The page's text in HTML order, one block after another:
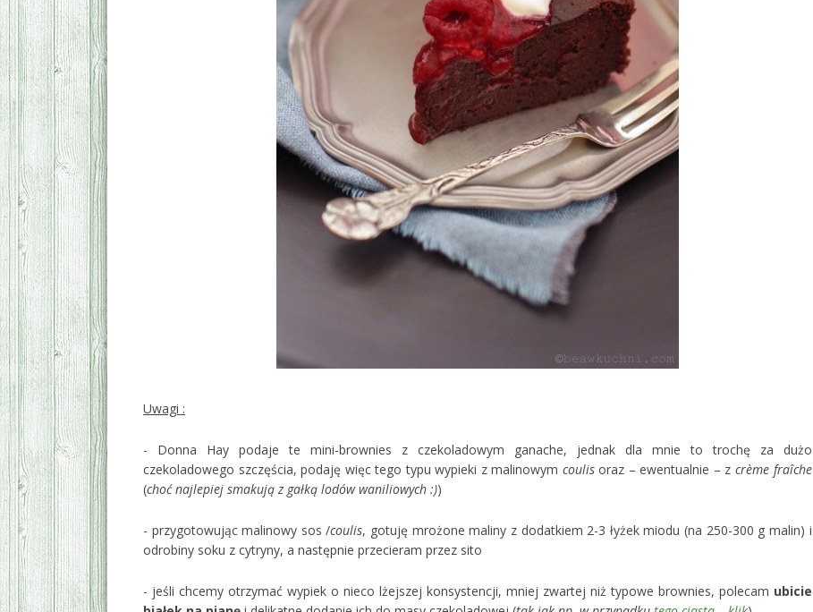
Uwagi :
- Donna Hay podaje te mini-brownies z czekoladowym ganache, jednak dla mnie to trochę za dużo
czekoladowego szczęścia, podaję więc tego typu wypieki z malinowym coulisoraz – ewentualnie – z crème fraîche
(choć najlepiej smakują z gałką lodów waniliowych :))
- przygotowując malinowy sos /coulis, gotuję mrożone maliny z dodatkiem 2-3 łyżek miodu (na 250-300 g malin) i
odrobiny soku z cytryny, a następnie przecieram przez sito
- jeśli chcemy otrzymać wypiek o nieco lżejszej konsystencji, mniej zwartej niż typowe brownies, polecam ubicie